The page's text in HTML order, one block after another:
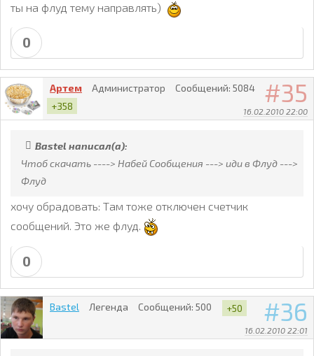
ты на флуд тему направлять)
0
35
16.02.2010 22:00
Артем Администратор Сообщений: 5084
+358
Bastel написал(а):
Чтоб скачать ----> Набей Сообщения ---> иди в Флуд --->
Флуд
хочу обрадовать: Там тоже отключен счетчик
сообщений. Это же флуд.
0
36
16.02.2010 22:01
Bastel Легенда Сообщений: 500 +50